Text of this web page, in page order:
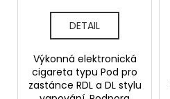
DETAIL
Výkonná elektronická
cigareta typu Pod pro
zastánce RDL a DL stylu